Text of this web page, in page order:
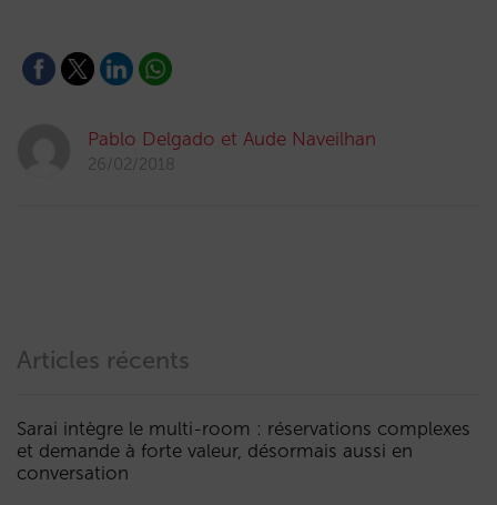
Pablo Delgado et Aude Naveilhan
26/02/2018
Articles récents
Sarai intègre le multi-room : réservations complexes
et demande à forte valeur, désormais aussi en
conversation